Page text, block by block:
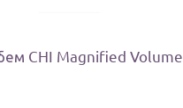
CHI Magnified Volume